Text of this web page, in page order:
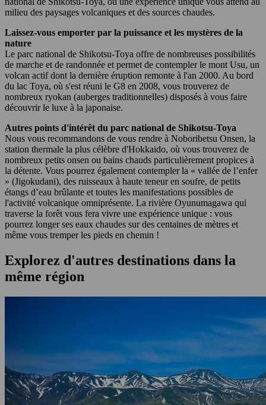
milieu des paysages volcaniques et des sources chaudes.
Laissez-vous emporter par la puissance et les mystères de la
nature
Le parc national de Shikotsu-Toya offre de nombreuses possibilités
de marche et de randonnée et permet de contempler le mont Usu, un
volcan actif dont la dernière éruption remonte à l'an 2000. Au bord
du lac Toya, où s'est réuni le G8 en 2008, vous trouverez de
nombreux ryokan (auberges traditionnelles) disposés à vous faire
découvrir le luxe à la japonaise.
Autres points d'intérêt du parc national de Shikotsu-Toya
Nous vous recommandons de vous rendre à Noboribetsu Onsen, la
station thermale la plus célèbre d'Hokkaido, où vous trouverez de
nombreux petits onsen ou bains chauds particulièrement propices à
la détente. Vous pourrez également contempler la « vallée de l’enfer
» (Jigokudani), des ruisseaux à haute teneur en soufre, de petits
étangs d’eau brûlante et toutes les manifestations possibles de
l'activité volcanique omniprésente. La rivière Oyunumagawa qui
traverse la forêt vous fera vivre une expérience unique : vous
pourrez longer ses eaux chaudes sur des centaines de mètres et
même vous tremper les pieds en chemin !
Explorez d'autres destinations dans la
même région